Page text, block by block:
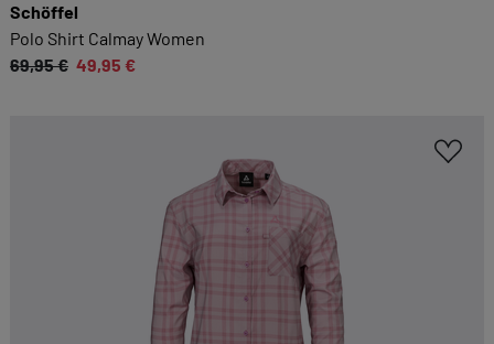
Schöffel
Polo Shirt Calmay Women
69,95 € 49,95 €